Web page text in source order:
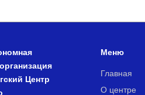
Центр
Меню
Главная
О центре